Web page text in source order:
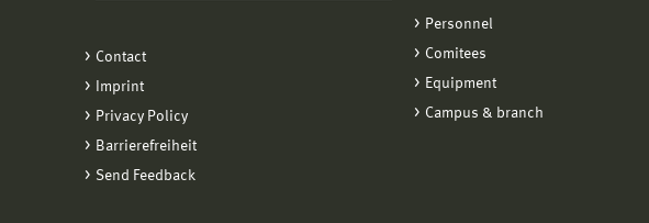
Contact
Imprint
Privacy Policy
Barrierefreiheit
Send Feedback
Personnel
Comitees
Equipment
Campus & branch